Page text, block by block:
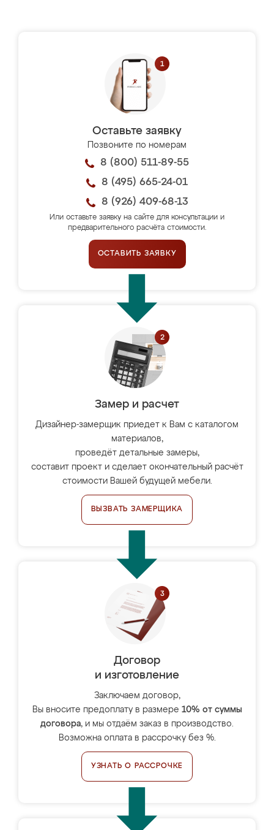
Оставьте заявку
Позвоните по номерам
8 (800) 511-89-55
8 (495) 665-24-01
8 (926) 409-68-13
Или оставьте заявку на сайте для консультации и
предварительного расчёта стоимости.
ОСТАВИТЬ ЗАЯВКУ
Замер и расчет
Дизайнер-замерщик приедет к Вам с каталогом
материалов,
проведёт детальные замеры,
составит проект и сделает окончательный расчёт
стоимости Вашей будущей мебели.
ВЫЗВАТЬ ЗАМЕРЩИКА
Договор
и изготовление
Заключаем договор,
Вы вносите предоплату в размере 10% от суммы
договора, и мы отдаём заказ в производство.
Возможна оплата в рассрочку без %.
УЗНАТЬ О РАССРОЧКЕ